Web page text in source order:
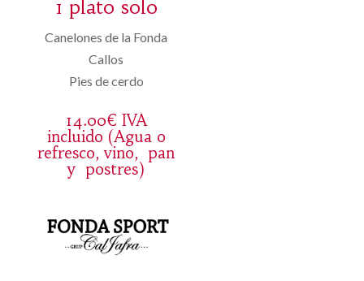
1 plato solo
Canelones de la Fonda
Callos
Pies de cerdo
14.00€ IVA
incluido (Agua o
refresco, vino, pan
y postres)